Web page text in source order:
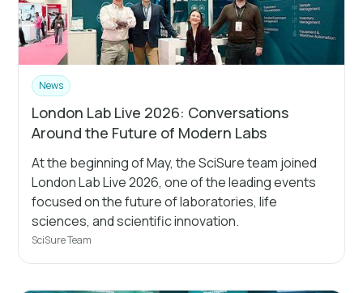
News
London Lab Live 2026: Conversations
Around the Future of Modern Labs
At the beginning of May, the SciSure team joined
London Lab Live 2026, one of the leading events
focused on the future of laboratories, life
sciences, and scientific innovation.
SciSure Team